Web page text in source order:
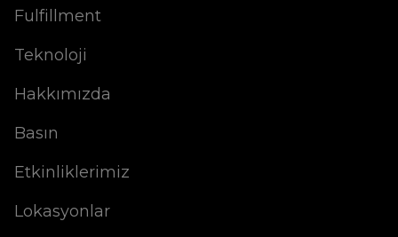
Fulfillment
Teknoloji
Hakkımızda
Basın
Etkinliklerimiz
Lokasyonlar